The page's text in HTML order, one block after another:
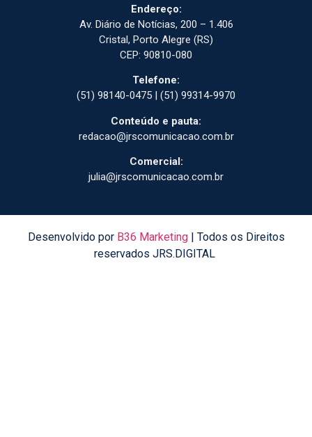
Endereço:
Av. Diário de Notícias, 200 – 1.406
Cristal, Porto Alegre (RS)
CEP: 90810-080
Telefone:
(51) 98140-0475 | (51) 99314-9970
Conteúdo e pauta:
redacao@jrscomunicacao.com.br
Comercial:
julia@jrscomunicacao.com.br
Desenvolvido por B36 Marketing| Todos os Direitos
reservados JRS.DIGITAL